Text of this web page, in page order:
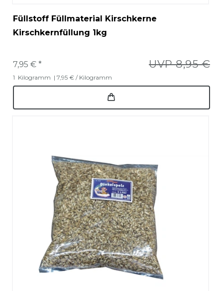
Füllstoff Füllmaterial Kirschkerne
Kirschkernfüllung 1kg
UVP 8,95 €
7,95 € *
1 Kilogramm | 7,95 € / Kilogramm